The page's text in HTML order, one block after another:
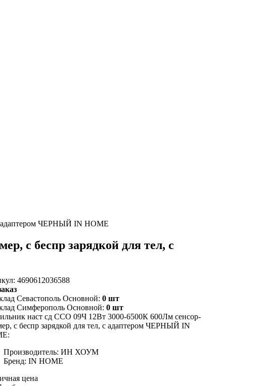
адаптером ЧЕРНЫЙ IN HOME
с беспр зарядкой для тел, с
4690612036588
Севастополь Основной: 0 шт
Симферополь Основной: 0 шт
наст сд ССО 09Ч 12Вт 3000-6500К 600Лм сенсор-
с беспр зарядкой для тел, с адаптером ЧЕРНЫЙ IN
Производитель: ИН ХОУМ
Бренд: IN HOME
цена